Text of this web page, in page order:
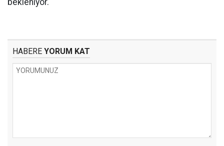
bekleniyor.
HABERE YORUM KAT